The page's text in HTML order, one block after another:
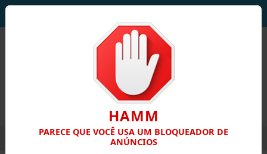
SE INSCREVER PARA A PRAÇA DE ALIMENTAÇÃO DO
MENU
HAMM
PARECE QUE VOCÊ USA UM BLOQUEADOR DE
ANÚNCIOS